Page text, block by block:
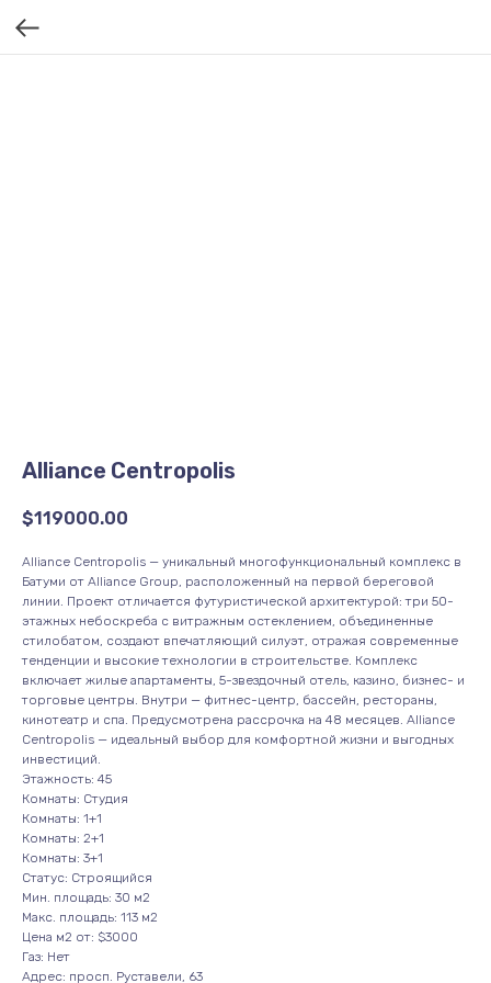
Alliance Centropolis
$119000.00
Alliance Centropolis — уникальный многофункциональный комплекс в
Батуми от Alliance Group, расположенный на первой береговой
линии. Проект отличается футуристической архитектурой: три 50-
этажных небоскреба с витражным остеклением, объединенные
стилобатом, создают впечатляющий силуэт, отражая современные
тенденции и высокие технологии в строительстве. Комплекс
включает жилые апартаменты, 5-звездочный отель, казино, бизнес- и
торговые центры. Внутри — фитнес-центр, бассейн, рестораны,
кинотеатр и спа. Предусмотрена рассрочка на 48 месяцев. Alliance
Centropolis — идеальный выбор для комфортной жизни и выгодных
инвестиций.
Этажность: 45
Комнаты: Студия
Комнаты: 1+1
Комнаты: 2+1
Комнаты: 3+1
Статус: Строящийся
Мин. площадь: 30 м2
Макс. площадь: 113 м2
Цена м2 от: $3000
Газ: Нет
Адрес: просп. Руставели, 63